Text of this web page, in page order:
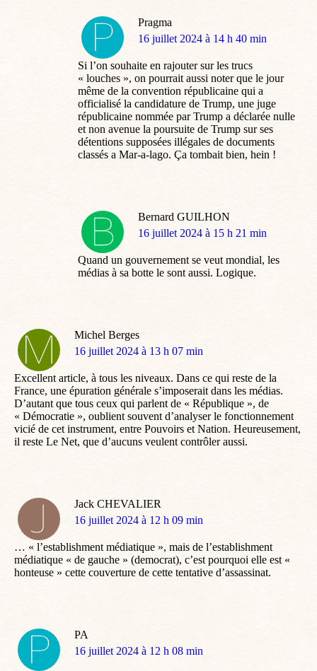
Pragma
dit
16 juillet 2024 à 14 h 40 min
Si l’on souhaite en rajouter sur les trucs
« louches », on pourrait aussi noter que le jour
même de la convention républicaine qui a
officialisé la candidature de Trump, une juge
républicaine nommée par Trump a déclarée nulle
et non avenue la poursuite de Trump sur ses
détentions supposées illégales de documents
classés a Mar-a-lago. Ça tombait bien, hein !
Bernard GUILHON
dit
16 juillet 2024 à 15 h 21 min
Quand un gouvernement se veut mondial, les
médias à sa botte le sont aussi. Logique.
Michel Berges
dit
16 juillet 2024 à 13 h 07 min
Excellent article, à tous les niveaux. Dans ce qui reste de la
France, une épuration générale s’imposerait dans les médias.
D’autant que tous ceux qui parlent de « République », de
« Démocratie », oublient souvent d’analyser le fonctionnement
vicié de cet instrument, entre Pouvoirs et Nation. Heureusement,
il reste Le Net, que d’aucuns veulent contrôler aussi.
Jack CHEVALIER
dit
16 juillet 2024 à 12 h 09 min
… « l’establishment médiatique », mais de l’establishment
médiatique « de gauche » (democrat), c’est pourquoi elle est «
honteuse » cette couverture de cette tentative d’assassinat.
PA
dit
16 juillet 2024 à 12 h 08 min